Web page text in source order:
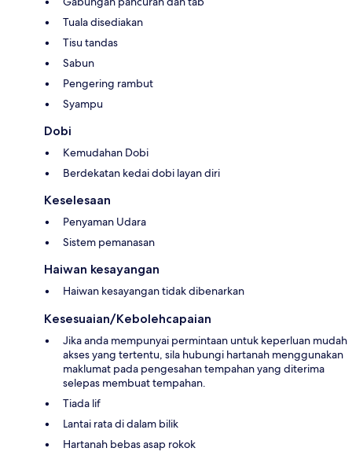
Tuala disediakan
Tisu tandas
Sabun
Pengering rambut
Syampu
Dobi
Kemudahan Dobi
Berdekatan kedai dobi layan diri
Keselesaan
Penyaman Udara
Sistem pemanasan
Haiwan kesayangan
Haiwan kesayangan tidak dibenarkan
Kesesuaian/Kebolehcapaian
Jika anda mempunyai permintaan untuk keperluan mudah
akses yang tertentu, sila hubungi hartanah menggunakan
maklumat pada pengesahan tempahan yang diterima
selepas membuat tempahan.
Tiada lif
Lantai rata di dalam bilik
Hartanah bebas asap rokok